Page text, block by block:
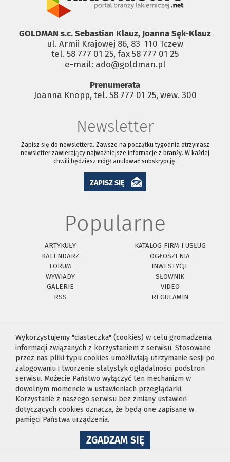
GOLDMAN s.c. Sebastian Klauz, Joanna Sęk-Klauz
ul. Armii Krajowej 86, 83 ­ 110 Tczew
tel. 58 777 01 25, fax 58 777 01 25
e-mail: ado@goldman.pl
Prenumerata
Joanna Knopp, tel. 58 777 01 25, wew. 300
Newsletter
Zapisz się do newslettera. Zawsze na początku tygodnia otrzymasz
newsletter zawierający najważniejsze informacje z branży. W każdej
chwili będziesz mógł anulować subskrypcję.
ZAPISZ SIĘ
Popularne
ARTYKUŁY
KATALOG FIRM I USŁUG
KALENDARZ
OGŁOSZENIA
FORUM
INWESTYCJE
WYWIADY
SŁOWNIK
GALERIE
VIDEO
RSS
REGULAMIN
Wykorzystujemy "ciasteczka" (cookies) w celu gromadzenia
informacji związanych z korzystaniem z serwisu. Stosowane
przez nas pliki typu cookies umożliwiają utrzymanie sesji po
zalogowaniu i tworzenie statystyk oglądalności podstron
serwisu. Możecie Państwo wyłączyć ten mechanizm w
dowolnym momencie w ustawieniach przeglądarki.
Korzystanie z naszego serwisu bez zmiany ustawień
dotyczących cookies oznacza, że będą one zapisane w
pamięci Państwa urządzenia.
ZGADZAM SIĘNA
WYKORZYSTANIE